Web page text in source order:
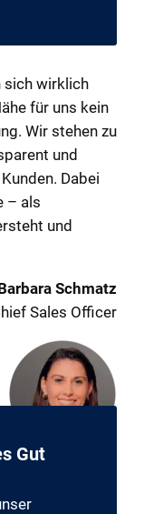
sich wirklich
für uns kein
Wir stehen zu
und
Dabei
– als
und
Schmatz
Sales Officer
Gut